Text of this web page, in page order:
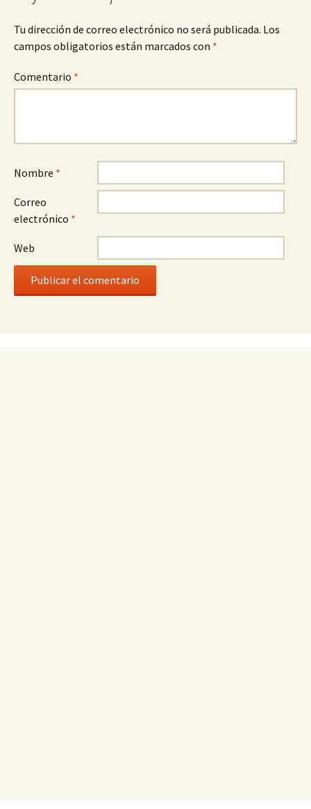
Tu dirección de correo electrónico no será publicada. Los
campos obligatorios están marcados con *
Comentario *
Nombre *
Correo
electrónico *
Web